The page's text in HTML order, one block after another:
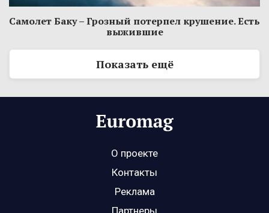
Самолет Баку – Грозный потерпел крушение. Есть
выжившие
Показать ещё
О проекте
Контакты
Реклама